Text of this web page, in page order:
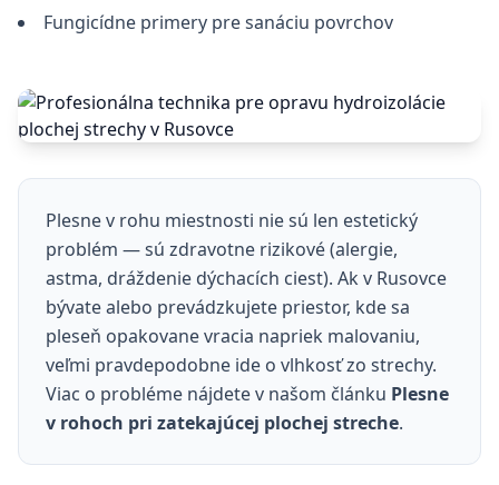
Fungicídne primery pre sanáciu povrchov
Plesne v rohu miestnosti nie sú len estetický
problém — sú zdravotne rizikové (alergie,
astma, dráždenie dýchacích ciest). Ak v Rusovce
bývate alebo prevádzkujete priestor, kde sa
pleseň opakovane vracia napriek malovaniu,
veľmi pravdepodobne ide o vlhkosť zo strechy.
Viac o probléme nájdete v našom článku Plesne
v rohoch pri zatekajúcej plochej streche.